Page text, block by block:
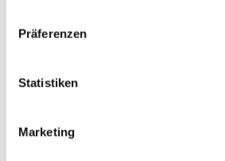
Präferenzen
Statistiken
Marketing